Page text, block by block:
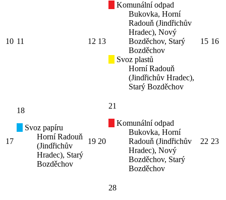
10 11 12 13
Komunální odpad
Bukovka, Horní
Radouň (Jindřichův
Hradec), Nový
Bozděchov, Starý
Bozděchov
Svoz plastů
Horní Radouň
(Jindřichův Hradec),
Starý Bozděchov
15 16
17
18
Svoz papíru
Horní Radouň
(Jindřichův
Hradec), Starý
Bozděchov
19 20
21
Komunální odpad
Bukovka, Horní
Radouň (Jindřichův
Hradec), Nový
Bozděchov, Starý
Bozděchov
22 23
28